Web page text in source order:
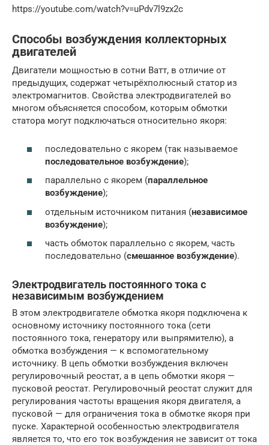
https://youtube.com/watch?v=uPdv7l9zx2c
Способы возбуждения коллекторных
двигателей
Двигатели мощностью в сотни Ватт, в отличие от
предыдущих, содержат четырёхполюсный статор из
электромагнитов. Свойства электродвигателей во
многом объясняется способом, которым обмотки
статора могут подключаться относительно якоря:
последовательно с якорем (так называемое
последовательное возбуждение);
параллельно с якорем (параллельное
возбуждение);
отдельным источником питания (независимое
возбуждение);
часть обмоток параллельно с якорем, часть
последовательно (смешанное возбуждение).
Электродвигатель постоянного тока с
независимым возбуждением
В этом электродвигателе обмотка якоря подключена к
основному источнику постоянного тока (сети
постоянного тока, генератору или выпрямителю), а
обмотка возбуждения — к вспомогательному
источнику. В цепь обмотки возбуждения включен
регулировочный реостат, а в цепь обмотки якоря —
пусковой реостат. Регулировочный реостат служит для
регулирования частоты вращения якоря двигателя, а
пусковой — для ограничения тока в обмотке якоря при
пуске. Характерной особенностью электродвигателя
является то, что его ток возбуждения не зависит от тока